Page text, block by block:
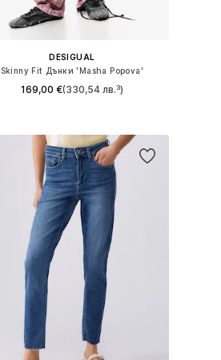
DESIGUAL
Skinny Fit Дънки 'Masha Popova'
169,00 €(330,54 лв.³)
Добави в кошницата